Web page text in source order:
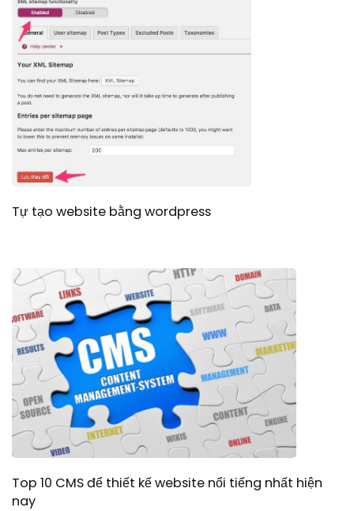
Tự tạo website bằng wordpress
Top 10 CMS để thiết kế website nổi tiếng nhất hiện
nay